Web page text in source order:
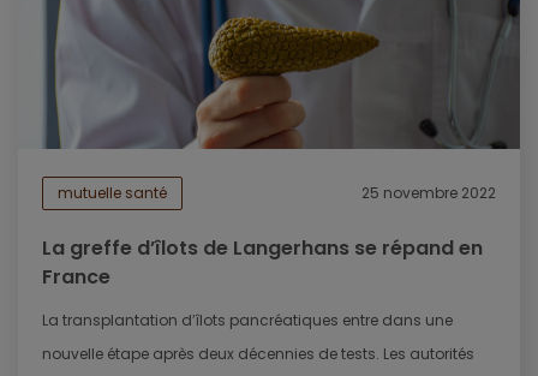
mutuelle santé 25 novembre 2022
La greffe d’îlots de Langerhans se répand en
France
La transplantation d’îlots pancréatiques entre dans une
nouvelle étape après deux décennies de tests. Les autorités